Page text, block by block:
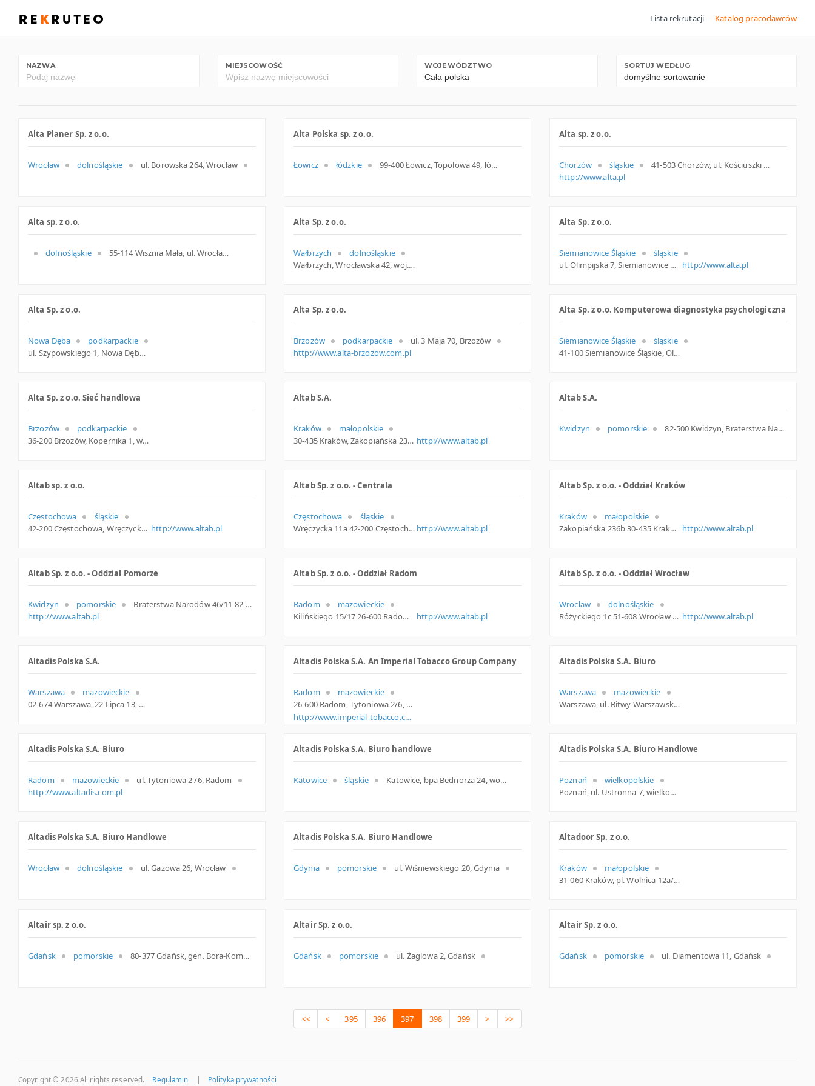
Lista rekrutacji Katalog pracodawców
NAZWA MIEJSCOWOŚĆ WOJEWÓDZTWO SORTUJ WEDŁUG
Alta Planer Sp. z o.o.
Wrocław dolnośląskie ul. Borowska 264, Wrocław
Alta Polska sp. z o.o.
Łowicz łódzkie 99-400 Łowicz, Topolowa 49, łódzkie
Alta sp. z o.o.
Chorzów śląskie
41-503 Chorzów, ul. Kościuszki 63, śląskie
http://www.alta.pl
Alta sp. z o.o.
dolnośląskie 55-114 Wisznia Mała, ul. Wrocławska 23, dolnośląskie
Alta Sp. z o.o.
Wałbrzych
dolnośląskie
Wałbrzych, Wrocławska 42, woj. Dolnośląskie, pow. Wałbrzyski, gm. Wałbrzych
Alta Sp. z o.o.
Siemianowice Śląskie
śląskie
ul. Olimpijska 7, Siemianowice Śl.
http://www.alta.pl
Alta Sp. z o.o.
Nowa Dęba
podkarpackie
ul. Szypowskiego 1, Nowa Dęba
Alta Sp. z o.o.
Brzozów podkarpackie
ul. 3 Maja 70, Brzozów
http://www.alta-brzozow.com.pl
Alta Sp. z o.o. Komputerowa diagnostyka psychologiczna
Siemianowice Śląskie
śląskie
41-100 Siemianowice Śląskie, Olimpijska 7, woj. Śląskie, pow. Siemianowice Śląskie, gm. Siemianowice Śląskie
Alta Sp. z o.o. Sieć handlowa
Brzozów
podkarpackie
36-200 Brzozów, Kopernika 1, woj. Podkarpackie, pow. Brzozowski, gm. Brzozów
Altab S.A.
Kraków
małopolskie
30-435 Kraków, Zakopiańska 236b, woj. Małopolskie, pow. Kraków, gm. Kraków http://www.altab.pl
Altab S.A.
Kwidzyn pomorskie 82-500 Kwidzyn, Braterstwa Narodów 46/11, woj. Pomorskie, pow. Kwidzyński, gm. Kwidzyn
Altab sp. z o.o.
Częstochowa
śląskie
42-200 Częstochowa, Wręczycka 11a, śląskie http://www.altab.pl
Altab Sp. z o.o. - Centrala
Częstochowa
śląskie
Wręczycka 11a 42-200 Częstochowa Polska http://www.altab.pl
Altab Sp. z o.o. - Oddział Kraków
Kraków
małopolskie
Zakopiańska 236b 30-435 Kraków Polska
http://www.altab.pl
Altab Sp. z o.o. - Oddział Pomorze
Kwidzyn pomorskie
Braterstwa Narodów 46/11 82-500 Kwidzyn Polska
http://www.altab.pl
Altab Sp. z o.o. - Oddział Radom
Radom
mazowieckie
Kilińskiego 15/17 26-600 Radom Polska
http://www.altab.pl
Altab Sp. z o.o. - Oddział Wrocław
Wrocław
dolnośląskie
Różyckiego 1c 51-608 Wrocław Polska http://www.altab.pl
Altadis Polska S.A.
Warszawa
mazowieckie
02-674 Warszawa, 22 Lipca 13, mazowieckie
Altadis Polska S.A. An Imperial Tobacco Group Company
Radom
mazowieckie
26-600 Radom, Tytoniowa 2/6, woj. Mazowieckie, pow. Radom, gm. Radom
http://www.imperial-tobacco.com
Altadis Polska S.A. Biuro
Warszawa
mazowieckie
Warszawa, ul. Bitwy Warszawskiej 1920 r. 7, mazowieckie
Altadis Polska S.A. Biuro
Radom mazowieckie
ul. Tytoniowa 2 /6, Radom
http://www.altadis.com.pl
Altadis Polska S.A. Biuro handlowe
Katowice śląskie Katowice, bpa Bednorza 24, woj. Śląskie, pow. Katowice, gm. Katowice
Altadis Polska S.A. Biuro Handlowe
Poznań
wielkopolskie
Poznań, ul. Ustronna 7, wielkopolskie
Altadis Polska S.A. Biuro Handlowe
Wrocław dolnośląskie ul. Gazowa 26, Wrocław
Altadis Polska S.A. Biuro Handlowe
Gdynia pomorskie ul. Wiśniewskiego 20, Gdynia
Altadoor Sp. z o.o.
Kraków
małopolskie
31-060 Kraków, pl. Wolnica 12a/3, woj. Małopolskie, pow. Kraków, gm. Kraków
Altair sp. z o.o.
Gdańsk pomorskie 80-377 Gdańsk, gen. Bora-Komorowskiego 34, pomorskie
Altair Sp. z o.o.
Gdańsk pomorskie ul. Żaglowa 2, Gdańsk
Altair Sp. z o.o.
Gdańsk pomorskie ul. Diamentowa 11, Gdańsk
<< < 395 396 397 398 399 > >>
Copyright © 2026 All rights reserved. Regulamin Polityka prywatności